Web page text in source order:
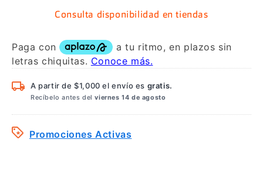
Consulta disponibilidad en tiendas
A partir de $1,000 el envío es gratis.
Recíbelo antes delviernes 14 de agosto
Promociones Activas